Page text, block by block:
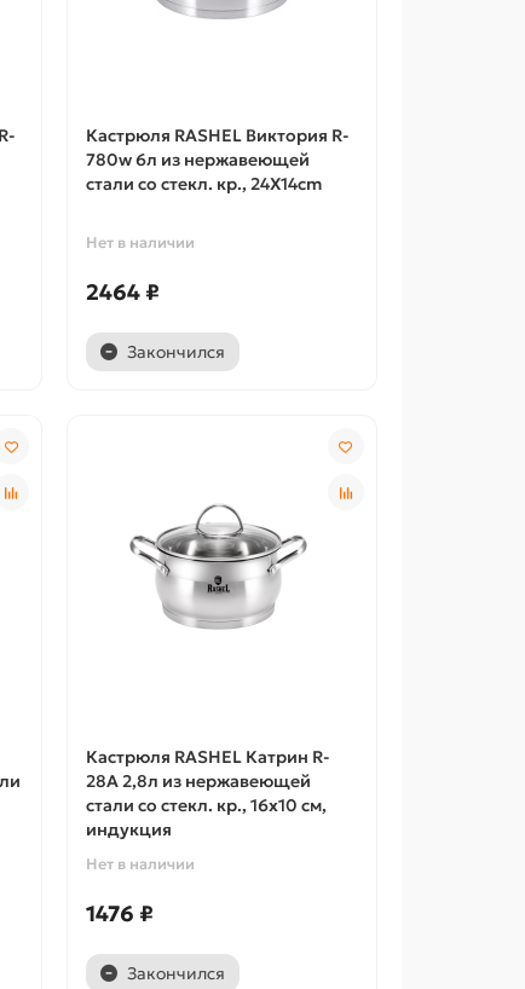
Кастрюля RASHEL Виктория R-
780w 6л из нержавеющей
стали со стекл. кр., 24X14cm
Нет в наличии
2464 ₽
Закончился
Кастрюля RASHEL Катрин R-
28А 2,8л из нержавеющей
стали со стекл. кр., 16х10 см,
индукция
Нет в наличии
1476 ₽
Закончился